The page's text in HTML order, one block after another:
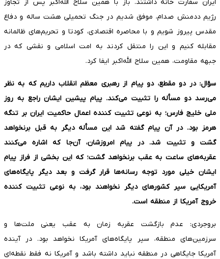
ایران سفارت خانه داشتند. باز با همین سلاح الله‌اکبر پس از تجاوز
رژیم ددمنش صدام، موفق شدیم در جنگ تحمیلی هشت ساله و دفاع
مقدس پیروز شویم و با محاصره اقتصادی، کودتا و تحریم‌های ظالمانه
مقابله کنیم و این را منتقل کردند به امت اسلامی و نقشی که در
جبهه مقاومت، همین سلاح الله‌اکبر ایفا کرد.
سؤال: در دو مقطع، دو پیام از رهبری معظم انقلاب داریم که به نظر
می‌رسد دو مسأله را تثبیت می‌کند. پیام پیشین ایشان راجع به روز
ملی خلیج فارس؛ به نوعی تثبیت کننده اعمال حاکمیت ایران بر تنگه
هرمز بود. در آن پیام گفته شد این مسأله دیگر به قبل برنخواهد
گشت و تثبیت شد. در پیام امروزشان، آن‌جا که اشاره می‌کنند
عقربه‌های ساعت به عقب برنخواهد گشت؛ که این بخشی از فراز پیام
ایشان خیلی مورد توجه رسانه‌ها قرار گرفت و بعد دیگر پایگاه‌های
آمریکایی سپر کشورهای دیگر نخواهند بود، به نوعی تثبیت کننده
خروج آمریکا از منطقه است.
بروجردی: عدم بازگشت عقربه زمان به عقب یعنی ملت‌ها و
سرزمین‌های منطقه، سپر پایگاه‌های آمریکا نخواهد بود. در آینده
آمریکا جایگاهی در منطقه نباید داشته باشد و آمریکا نه فقط نقطه‌ای